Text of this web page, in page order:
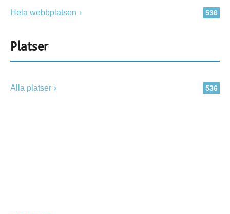
536
Hela webbplatsen
Platser
536
Alla platser